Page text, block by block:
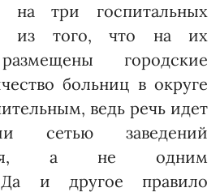
на три госпитальных
из того, что на их
городские
больниц в округе
ведь речь идет
сетью заведений
а не одним
и другое пра­вило